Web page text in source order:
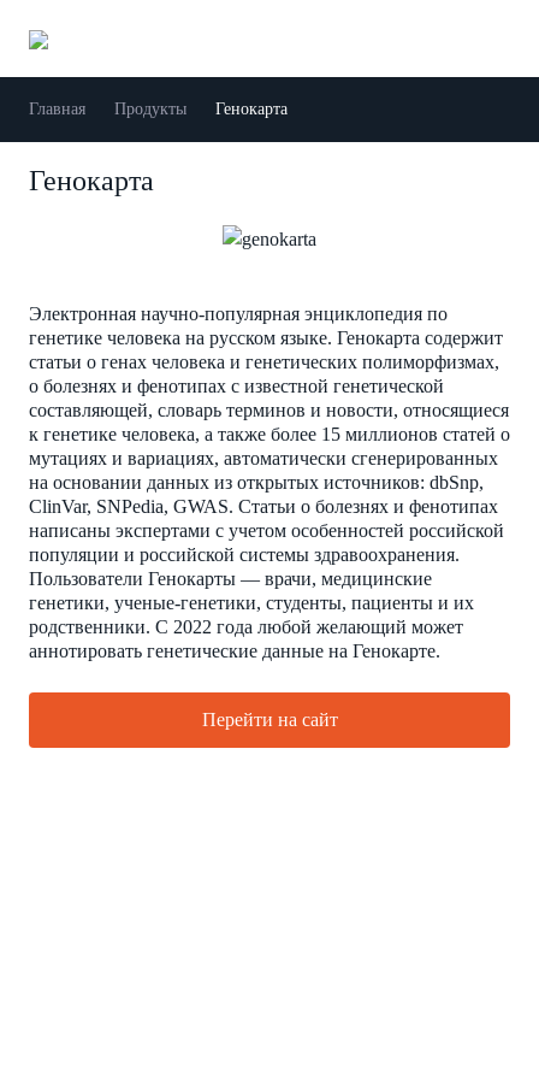
Главная Продукты Генокарта
Генокарта
Электронная научно-популярная энциклопедия по
генетике человека на русском языке. Генокарта содержит
статьи о генах человека и генетических полиморфизмах,
о болезнях и фенотипах с известной генетической
составляющей, словарь терминов и новости, относящиеся
к генетике человека, а также более 15 миллионов статей о
мутациях и вариациях, автоматически сгенерированных
на основании данных из открытых источников: dbSnp,
ClinVar, SNPedia, GWAS. Статьи о болезнях и фенотипах
написаны экспертами с учетом особенностей российской
популяции и российской системы здравоохранения.
Пользователи Генокарты — врачи, медицинские
генетики, ученые-генетики, студенты, пациенты и их
родственники. С 2022 года любой желающий может
аннотировать генетические данные на Генокарте.
Перейти на сайт